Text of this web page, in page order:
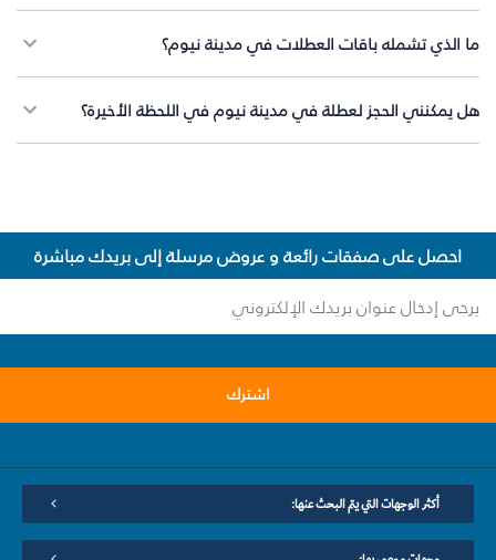
ما الذي تشمله باقات العطلات في مدينة نيوم؟
هل يمكنني الحجز لعطلة في مدينة نيوم في اللحظة الأخيرة؟
احصل على صفقات رائعة و عروض مرسلة إلى بريدك مباشرة
اشترك
أكثر الوجهات التي يتم البحث عنها: